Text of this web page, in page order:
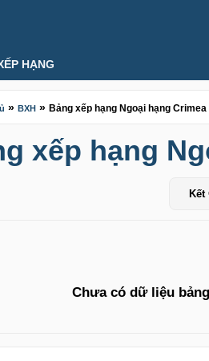
HẠNG
» BXH » Bảng xếp hạng Ngoại hạng Crimea
xếp hạng
Kết
Chưa có dữ liệu